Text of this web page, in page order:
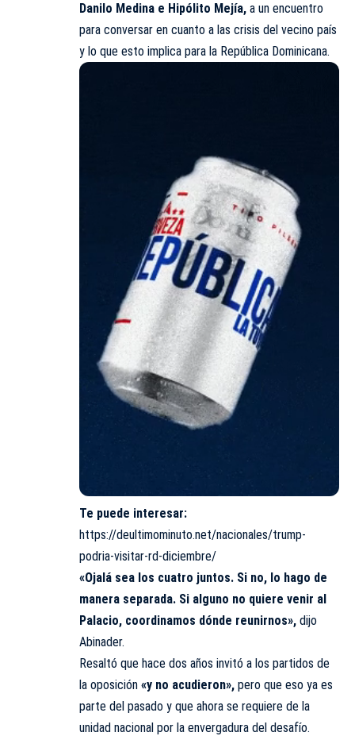
Danilo Medina e Hipólito Mejía, a un encuentro
para conversar en cuanto a las crisis del vecino país
y lo que esto implica para la República Dominicana.
Te puede interesar:
https://deultimominuto.net/nacionales/trump-
podria-visitar-rd-diciembre/
«Ojalá sea los cuatro juntos. Si no, lo hago de
manera separada. Si alguno no quiere venir al
Palacio, coordinamos dónde reunirnos», dijo
Abinader.
Resaltó que hace dos años invitó a los partidos de
la oposición «y no acudieron», pero que eso ya es
parte del pasado y que ahora se requiere de la
unidad nacional por la envergadura del desafío.